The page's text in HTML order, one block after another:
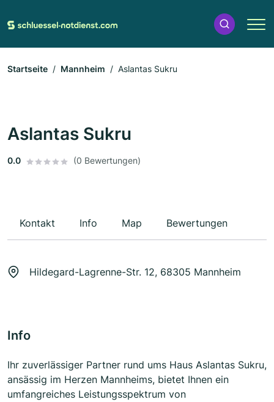
Startseite Mannheim Aslantas Sukru
Aslantas Sukru
0.0 (0 Bewertungen)
Kontakt Info Map Bewertungen
Hildegard-Lagrenne-Str. 12, 68305 Mannheim
Info
Ihr zuverlässiger Partner rund ums Haus Aslantas Sukru,
ansässig im Herzen Mannheims, bietet Ihnen ein
umfangreiches Leistungsspektrum von